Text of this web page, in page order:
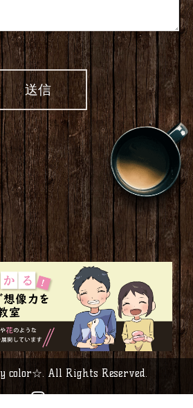
color☆. All Rights Reserved.